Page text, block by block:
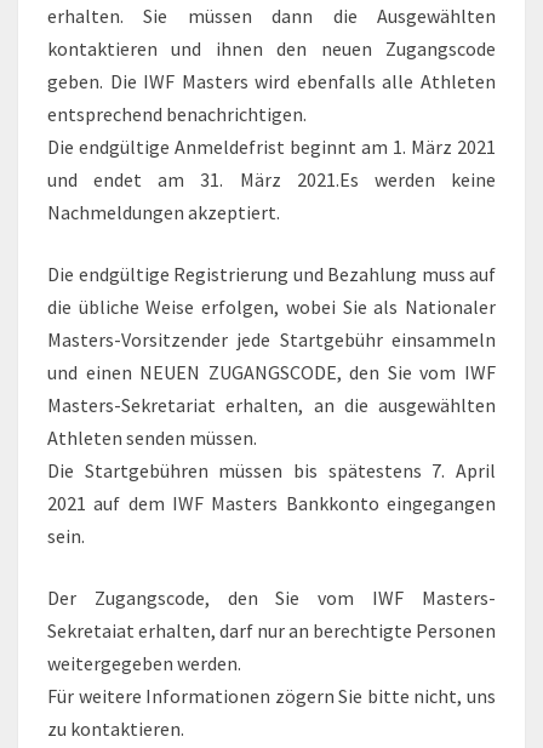
erhalten. Sie müssen dann die Ausgewählten
kontaktieren und ihnen den neuen Zugangscode
geben. Die IWF Masters wird ebenfalls alle Athleten
entsprechend benachrichtigen.
Die endgültige Anmeldefrist beginnt am 1. März 2021
und endet am 31. März 2021.Es werden keine
Nachmeldungen akzeptiert.
Die endgültige Registrierung und Bezahlung muss auf
die übliche Weise erfolgen, wobei Sie als Nationaler
Masters-Vorsitzender jede Startgebühr einsammeln
und einen NEUEN ZUGANGSCODE, den Sie vom IWF
Masters-Sekretariat erhalten, an die ausgewählten
Athleten senden müssen.
Die Startgebühren müssen bis spätestens 7. April
2021 auf dem IWF Masters Bankkonto eingegangen
sein.
Der Zugangscode, den Sie vom IWF Masters-
Sekretaiat erhalten, darf nur an berechtigte Personen
weitergegeben werden.
Für weitere Informationen zögern Sie bitte nicht, uns
zu kontaktieren.